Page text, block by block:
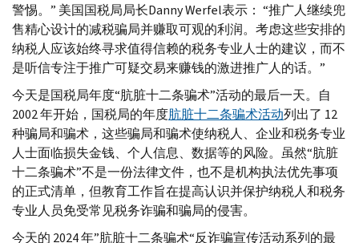
警惕。” 美国国税局局长Danny Werfel表示： “推广人继续兜
售精心设计的减税骗局并赚取可观的利润。考虑这些安排的
纳税人应该始终寻求值得信赖的税务专业人士的建议，而不
是听信专注于推广可疑交易来赚钱的激进推广人的话。”
今天是国税局年度“肮脏十二条骗术”活动的最后一天。自
2002 年开始，国税局的年度肮脏十二条骗术活动列出了 12
种骗局和骗术，这些骗局和骗术使纳税人、企业和税务专业
人士面临损失金钱、个人信息、数据等的风险。虽然“肮脏
十二条骗术”不是一份法律文件，也不是机构执法优先事项
的正式清单，但教育工作旨在提高认识并保护纳税人和税务
专业人员免受常见税务诈骗和骗局的侵害。
今天的 2024 年”肮脏十二条骗术“反诈骗宣传活动系列的最